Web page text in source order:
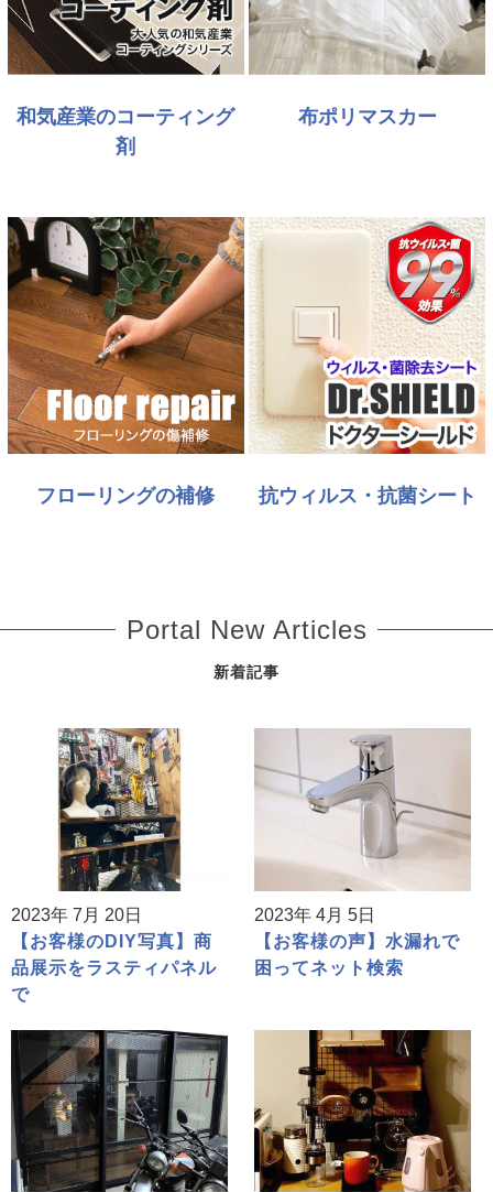
和気産業のコーティング
剤
布ポリマスカー
フローリングの補修 抗ウィルス・抗菌シート
Portal New Articles
新着記事
2023年 7月 20日
【お客様のDIY写真】商
品展示をラスティパネル
で
2023年 4月 5日
【お客様の声】水漏れで
困ってネット検索